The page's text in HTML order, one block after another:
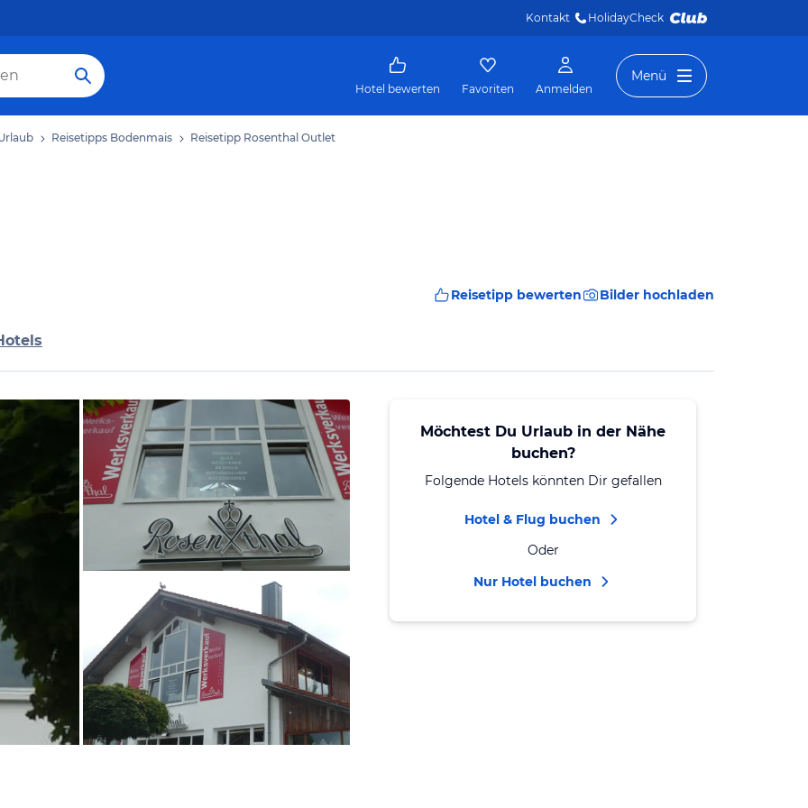
Kontakt HolidayCheck
Hotel bewerten Favoriten Anmelden
Menü
Reisetipps Bodenmais Reisetipp Rosenthal Outlet
Reisetipp bewerten Bilder hochladen
Bild melden
von Herner
Möchtest Du Urlaub in der Nähe
buchen?
Folgende Hotels könnten Dir gefallen
Hotel & Flug buchen
Oder
Nur Hotel buchen